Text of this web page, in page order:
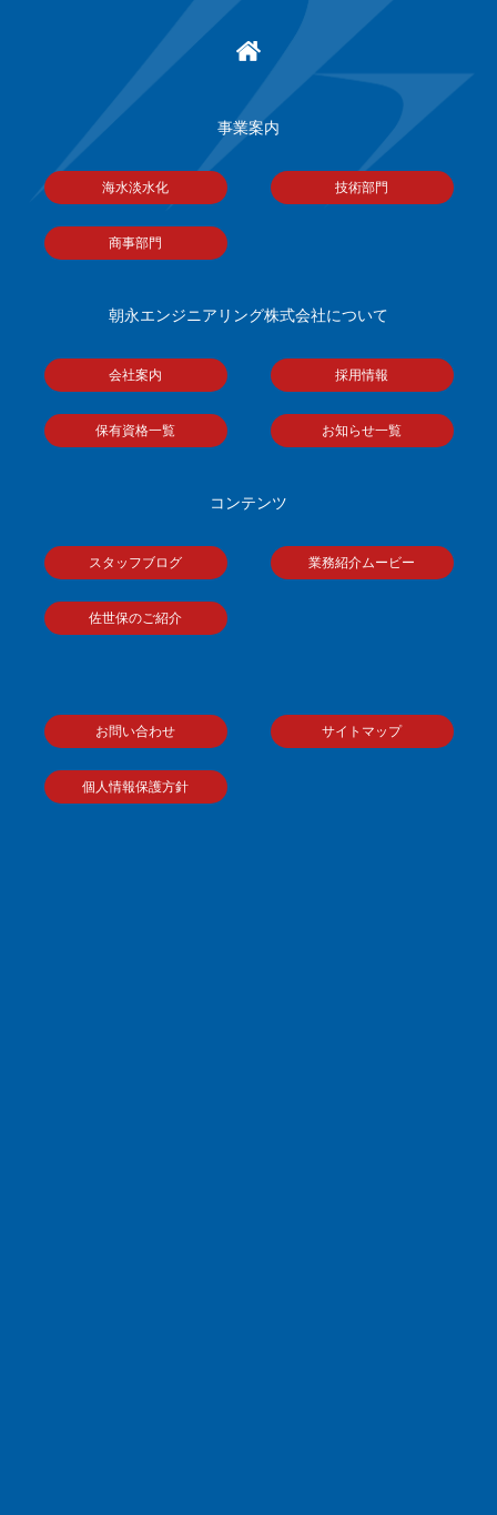
事業案内
海水淡水化 技術部門
商事部門
朝永エンジニアリング株式会社について
会社案内 採用情報
保有資格一覧 お知らせ一覧
コンテンツ
スタッフブログ 業務紹介ムービー
佐世保のご紹介
お問い合わせ サイトマップ
個人情報保護方針